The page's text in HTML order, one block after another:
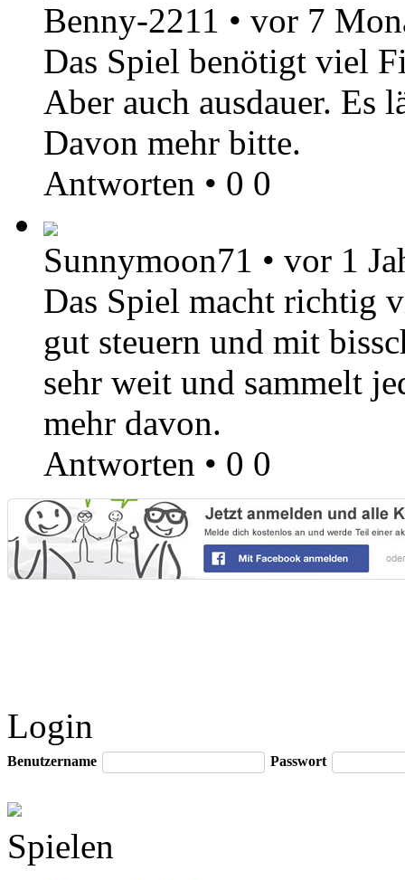
Benny-2211 • vor 7
Das Spiel benötigt viel
Aber auch ausdauer. Es
Davon mehr bitte.
Antworten • 0 0
Sunnymoon71 • vor 1
Das Spiel macht richtig
gut steuern und mit
sehr weit und sammelt
mehr davon.
Antworten • 0 0
Login
Benutzername Passwort
Spielen